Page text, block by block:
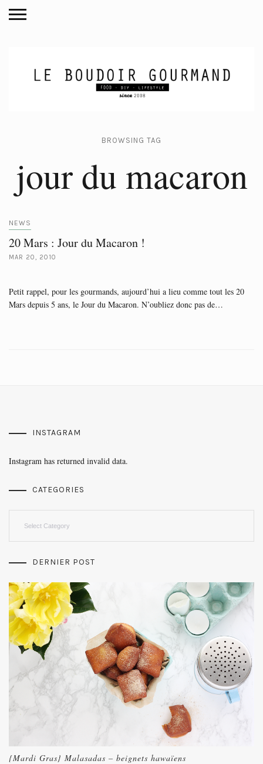
BROWSING TAG
jour du macaron
NEWS
20 Mars : Jour du Macaron !
MAR 20, 2010
Petit rappel, pour les gourmands, aujourd’hui a lieu comme tout les 20
Mars depuis 5 ans, le Jour du Macaron. N’oubliez donc pas de…
INSTAGRAM
Instagram has returned invalid data.
CATEGORIES
DERNIER POST
{Mardi Gras} Malasadas – beignets hawaïens